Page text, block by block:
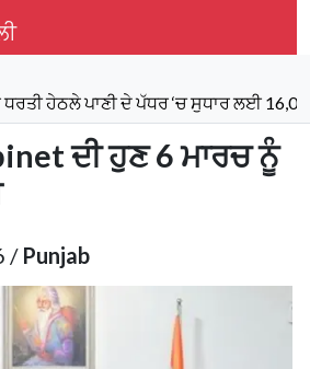
ਦੇ ਪੱਧਰ ‘ਚ ਸੁਧਾਰ ਲਈ 16,000
ਦੀ ਹੁਣ 6 ਮਾਰਚ ਨੂੰ
/ Punjab